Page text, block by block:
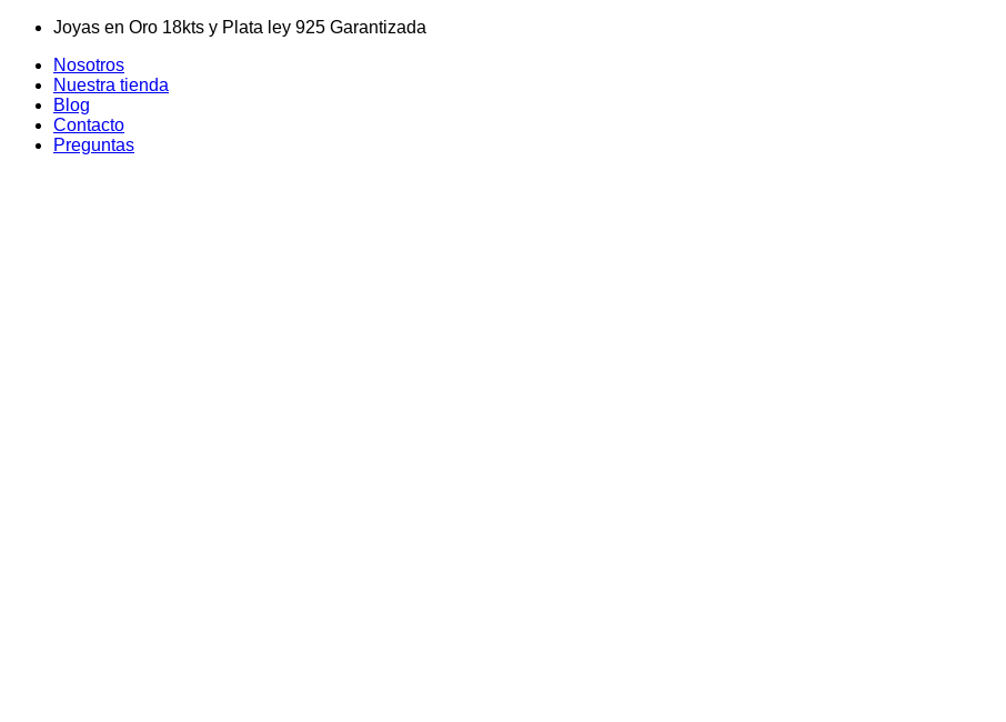
Skip
content
Joyas en Oro 18kts y Plata ley 925 Garantizada
Nosotros
Nuestra tienda
Blog
Contacto
Preguntas